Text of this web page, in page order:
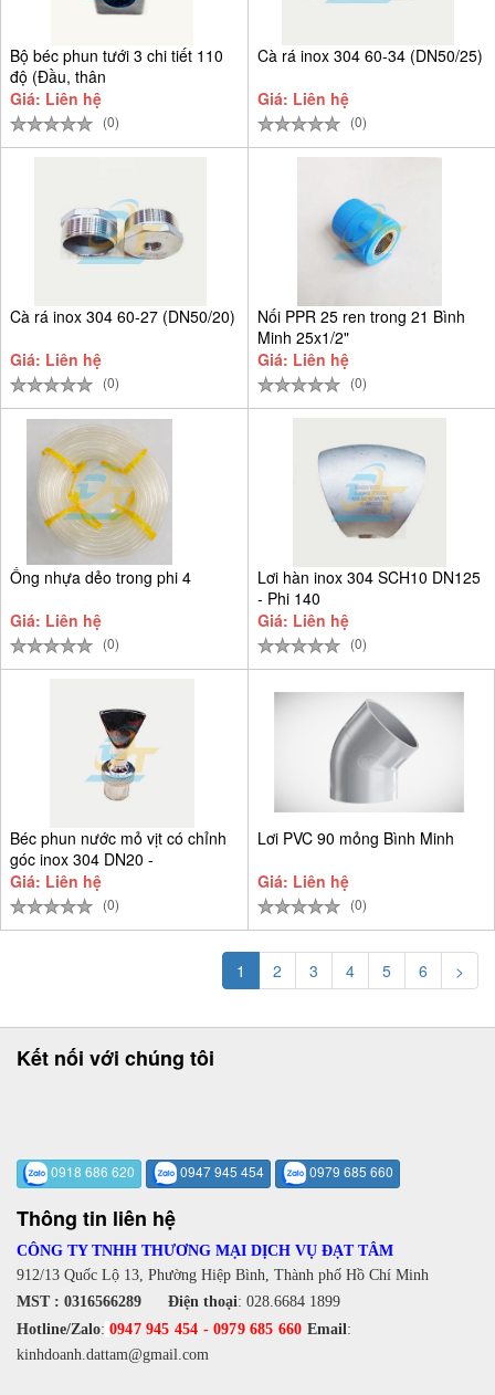
Bộ béc phun tưới 3 chi tiết 110
độ (Đầu, thân
Giá: Liên hệ
(0)
Cà rá inox 304 60-34 (DN50/25)
Giá: Liên hệ
(0)
Cà rá inox 304 60-27 (DN50/20)
Giá: Liên hệ
(0)
Nối PPR 25 ren trong 21 Bình
Minh 25x1/2"
Giá: Liên hệ
(0)
Ống nhựa dẻo trong phi 4
Giá: Liên hệ
(0)
Lơi hàn inox 304 SCH10 DN125
- Phi 140
Giá: Liên hệ
(0)
Béc phun nước mỏ vịt có chỉnh
góc inox 304 DN20 -
Giá: Liên hệ
(0)
Lơi PVC 90 mỏng Bình Minh
Giá: Liên hệ
(0)
1 2 3 4 5 6 >
Kết nối với chúng tôi
0918 686 620 0947 945 454 0979 685 660
Thông tin liên hệ
CÔNG TY TNHH THƯƠNG MẠI DỊCH VỤ ĐẠT TÂM
912/13 Quốc Lộ 13, Phường Hiệp Bình, Thành phố Hồ Chí Minh
MST : 0316566289 Điện thoại: 028.6684 1899
Hotline/Zalo: 0947 945 454 -0979 685 660 Email:
kinhdoanh.dattam@gmail.com